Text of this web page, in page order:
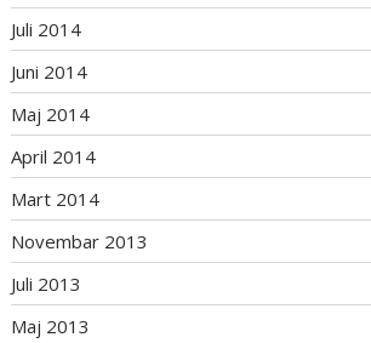
Juli 2014
Juni 2014
Maj 2014
April 2014
Mart 2014
Novembar 2013
Juli 2013
Maj 2013